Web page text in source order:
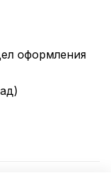
оформления